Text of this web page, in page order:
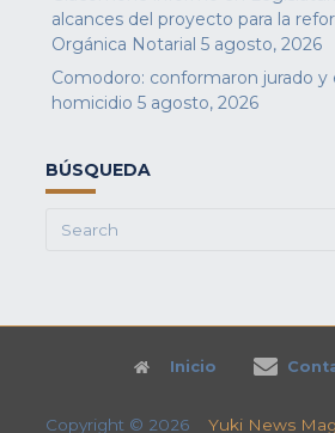
alcances del proyecto para la
Orgánica Notarial 5 agosto, 2026
Comodoro: conformaron jurado
homicidio 5 agosto, 2026
BÚSQUEDA
Search
Inicio
Copyright © 2026 Yuki News